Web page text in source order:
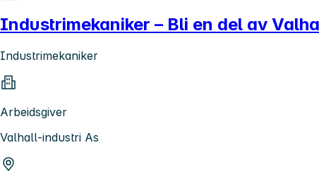
Industrimekaniker – Bli en del av
Industrimekaniker
Arbeidsgiver
Valhall-industri As